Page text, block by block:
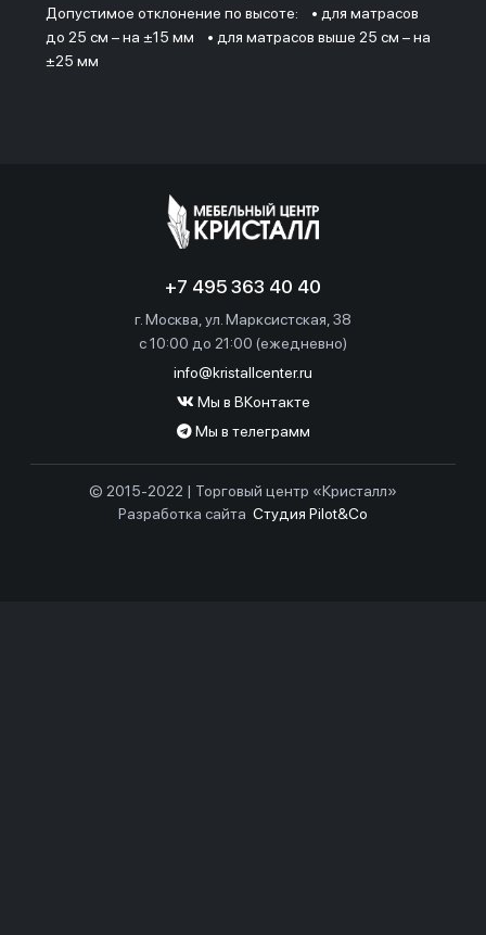
Допустимое отклонение по высоте: • для матрасов
до 25 см – на ±15 мм • для матрасов выше 25 см – на
±25 мм
+7 495 363 40 40
г. Москва, ул. Марксистская, 38
c 10:00 до 21:00 (ежедневно)
info@kristallcenter.ru
Мы в ВКонтакте
Мы в телеграмм
© 2015-2022 | Торговый центр «Кристалл»
Разработка сайта Студия Pilot&Co